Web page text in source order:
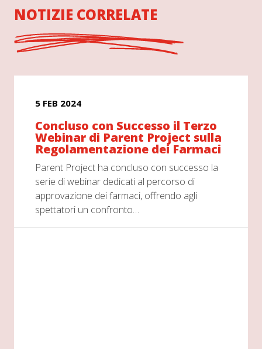
NOTIZIE CORRELATE
5 FEB 2024
Concluso con Successo il Terzo
Webinar di Parent Project sulla
Regolamentazione dei Farmaci
Parent Project ha concluso con successo la
serie di webinar dedicati al percorso di
approvazione dei farmaci, offrendo agli
spettatori un confronto…